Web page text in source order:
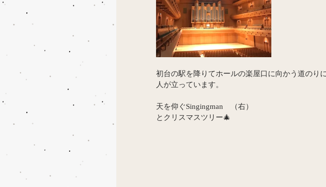
初台の駅を降りてホールの楽屋口に向かう道のり
人が立っています。
天を仰ぐSingingman　（右）
とクリスマスツリー🎄